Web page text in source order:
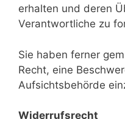
erhalten und deren
Verantwortliche zu
Sie haben ferner
Recht, eine
Aufsichtsbehörde
Widerrufsrecht